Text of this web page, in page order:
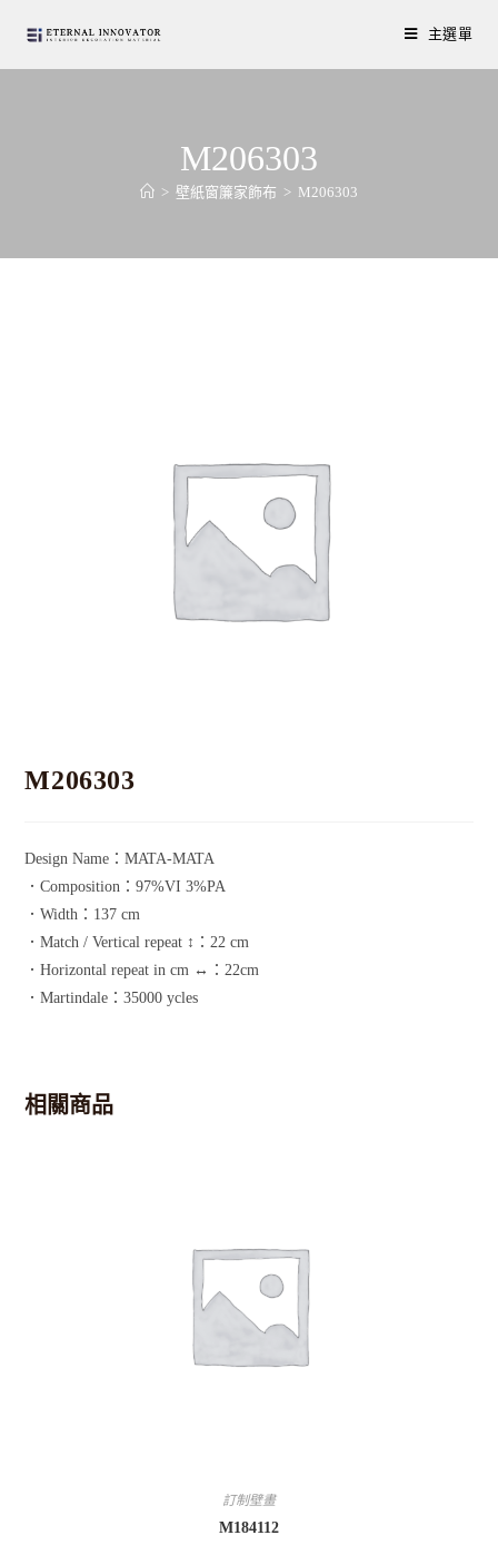
主選單
M206303
> 壁紙窗簾家飾布 > M206303
M206303
Design Name：MATA-MATA
．Composition：97%VI 3%PA
．Width：137 cm
．Match / Vertical repeat ↕：22 cm
．Horizontal repeat in cm ↔：22cm
．Martindale：35000 ycles
相關商品
訂制壁畫
M184112